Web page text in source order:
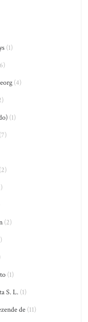
(1)
(4)
(1)
(7)
(2)
(2)
(1)
S. L.(1)
de (11)